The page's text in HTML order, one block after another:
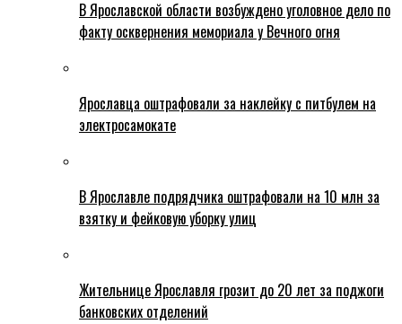
В Ярославской области возбуждено уголовное дело по
факту осквернения мемориала у Вечного огня
Ярославца оштрафовали за наклейку с питбулем на
электросамокате
В Ярославле подрядчика оштрафовали на 10 млн за
взятку и фейковую уборку улиц
Жительнице Ярославля грозит до 20 лет за поджоги
банковских отделений